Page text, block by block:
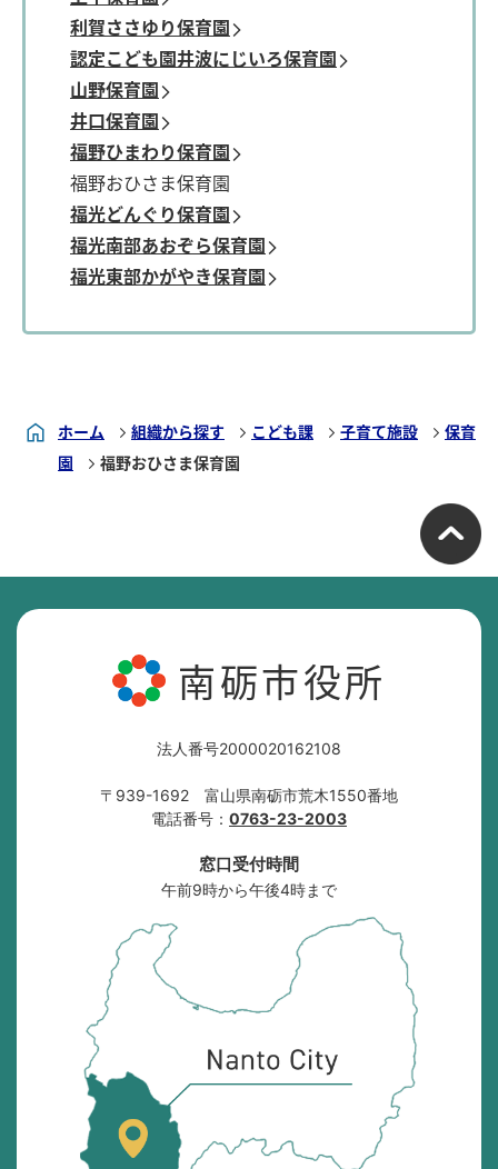
利賀ささゆり保育園
認定こども園井波にじいろ保育園
山野保育園
井口保育園
福野ひまわり保育園
福野おひさま保育園
福光どんぐり保育園
福光南部あおぞら保育園
福光東部かがやき保育園
ホーム 組織から探す こども課 子育て施設
保育
園
福野おひさま保育園
南砺市役所
法人番号2000020162108
〒939-1692 富山県南砺市荒木1550番地
電話番号： 0763-23-2003
窓口受付時間
午前9時から午後4時まで
位
置
を
記
し